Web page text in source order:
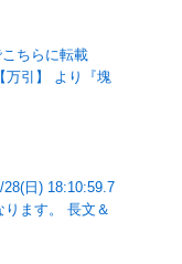
ちらに転載
万引】 より『塊
日) 18:10:59.7
ます。 長文＆